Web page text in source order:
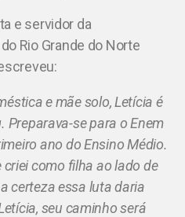
e servidor da
Rio Grande do Norte
e mãe solo, Letícia é
Preparava-se para o Enem
ano do Ensino Médio.
como filha ao lado de
certeza essa luta daria
seu caminho será